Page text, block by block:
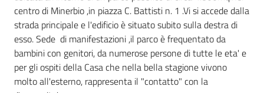
Sede
e
contatti
centro di Minerbio ,in piazza C. Battisti n. 1 .Vi si accede dalla
strada principale e l'edificio è situato subito sulla destra di
esso. Sede di manifestazioni ,il parco è frequentato da
bambini con genitori, da numerose persone di tutte le eta' e
per gli ospiti della Casa che nella bella stagione vivono
molto all'esterno, rappresenta il "contatto" con la